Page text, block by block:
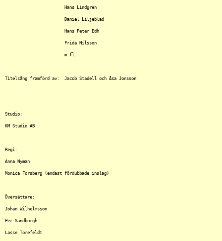
Titelsång framförd av:	Jacob Stadell och Åsa Jonsson
Studio:
KM Studio AB
Regi:
Anna Nyman
Monica Forsberg (endast fördubbade inslag)
Översättare:
Johan Wilhelmsson
Per Sandborgh
Lasse Torefeldt